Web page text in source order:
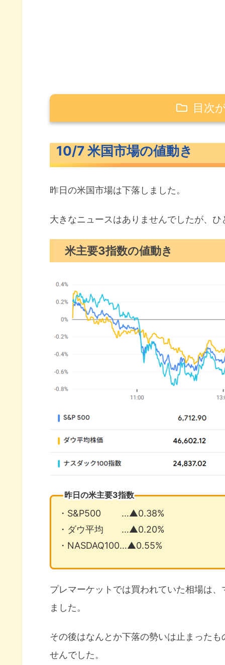
目次
米主要3指数の値動き
S&P500ヒートマップ
セクター別パフォーマンス
S&P500チャート分析
米国市場のトピックス
テスラ『モデルY』廉価版発表
オラクルのクラウド事業利益率
10月の注目イベントについて
10/7 米国市場の値動き
昨日の米国市場は下落しました。
大きなニュースはありませんでしたが、
米主要3指数の値動き
昨日の米主要3指数
・S&P500 …▲0.38%
・ダウ平均 …▲0.20%
・NASDAQ100…▲0.55%
プレマーケットでは買われていた相場は
ました。
その後はなんとか下落の勢いは止まった
せんでした。